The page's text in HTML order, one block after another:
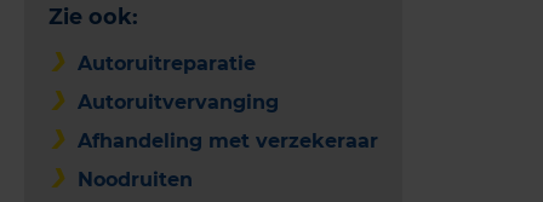
Zie ook:
Autoruitreparatie
Autoruitvervanging
Afhandeling met verzekeraar
Noodruiten